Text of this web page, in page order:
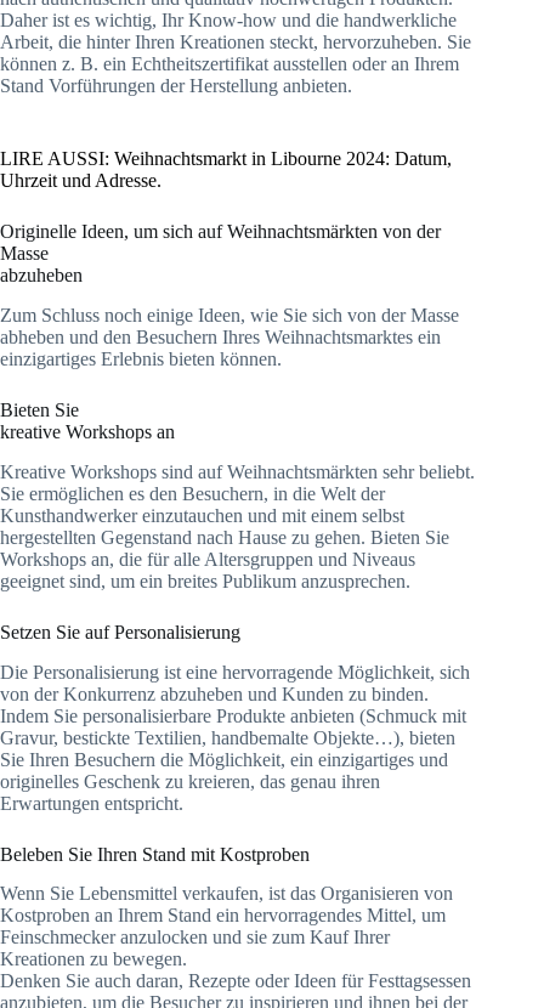
Daher ist es wichtig, Ihr Know-how und die handwerkliche
Arbeit, die hinter Ihren Kreationen steckt, hervorzuheben. Sie
können z. B. ein Echtheitszertifikat ausstellen oder an Ihrem
Stand Vorführungen der Herstellung anbieten.
LIRE AUSSI: Weihnachtsmarkt in Libourne 2024: Datum,
Uhrzeit und Adresse.
Originelle Ideen, um sich auf Weihnachtsmärkten von der
Masse
abzuheben
Zum Schluss noch einige Ideen, wie Sie sich von der Masse
abheben und den Besuchern Ihres Weihnachtsmarktes ein
einzigartiges Erlebnis bieten können.
Bieten Sie
kreative Workshops an
Kreative Workshops sind auf Weihnachtsmärkten sehr beliebt.
Sie ermöglichen es den Besuchern, in die Welt der
Kunsthandwerker einzutauchen und mit einem selbst
hergestellten Gegenstand nach Hause zu gehen. Bieten Sie
Workshops an, die für alle Altersgruppen und Niveaus
geeignet sind, um ein breites Publikum anzusprechen.
Setzen Sie auf Personalisierung
Die Personalisierung ist eine hervorragende Möglichkeit, sich
von der Konkurrenz abzuheben und Kunden zu binden.
Indem Sie personalisierbare Produkte anbieten (Schmuck mit
Gravur, bestickte Textilien, handbemalte Objekte…), bieten
Sie Ihren Besuchern die Möglichkeit, ein einzigartiges und
originelles Geschenk zu kreieren, das genau ihren
Erwartungen entspricht.
Beleben Sie Ihren Stand mit Kostproben
Wenn Sie Lebensmittel verkaufen, ist das Organisieren von
Kostproben an Ihrem Stand ein hervorragendes Mittel, um
Feinschmecker anzulocken und sie zum Kauf Ihrer
Kreationen zu bewegen.
Denken Sie auch daran, Rezepte oder Ideen für Festtagsessen
anzubieten, um die Besucher zu inspirieren und ihnen bei der